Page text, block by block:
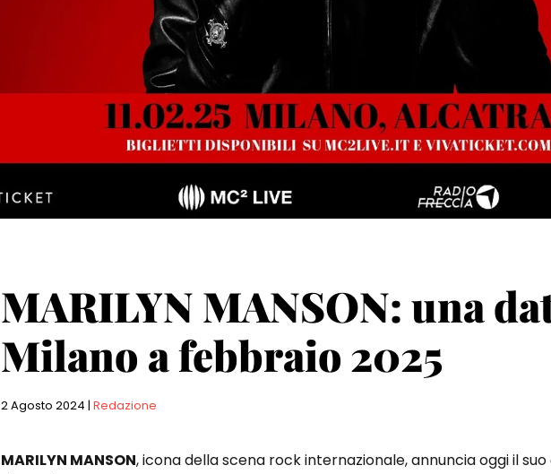
MARILYN MANSON: una
Milano a febbraio 2025
2 Agosto 2024 | Redazione
MARILYN MANSON, icona della scena rock internazionale, annuncia oggi il